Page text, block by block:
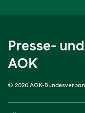
Presse-
AOK
© 2026 AOK-